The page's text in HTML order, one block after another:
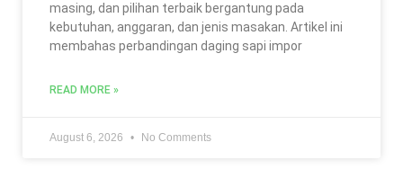
masing, dan pilihan terbaik bergantung pada
kebutuhan, anggaran, dan jenis masakan. Artikel ini
membahas perbandingan daging sapi impor
READ MORE »
August 6, 2026 No Comments